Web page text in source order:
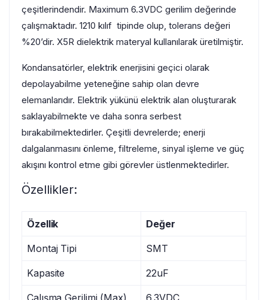
çeşitlerindendir. Maximum 6.3VDC gerilim değerinde
çalışmaktadır. 1210 kılıf tipinde olup, tolerans değeri
%20’dir. X5R dielektrik materyal kullanılarak üretilmiştir.
Kondansatörler, elektrik enerjisini geçici olarak
depolayabilme yeteneğine sahip olan devre
elemanlarıdır. Elektrik yükünü elektrik alan oluşturarak
saklayabilmekte ve daha sonra serbest
bırakabilmektedirler. Çeşitli devrelerde; enerji
dalgalanmasını önleme, filtreleme, sinyal işleme ve güç
akışını kontrol etme gibi görevler üstlenmektedirler.
Özellikler:
Özellik Değer
Montaj Tipi SMT
Kapasite 22uF